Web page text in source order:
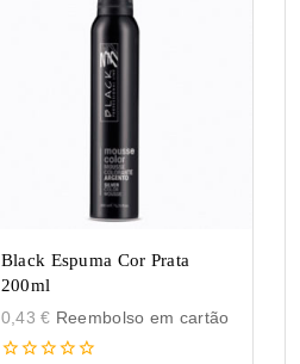
Black Espuma Cor Prata
200ml
0,43€ Reembolso em cartão